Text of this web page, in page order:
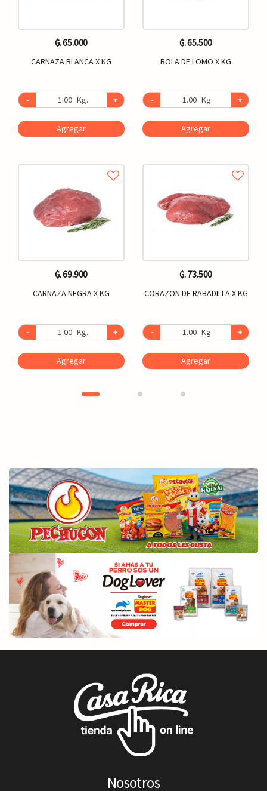
₲. 65.000
CARNAZA BLANCA X KG
- Kg. +
Agregar
₲. 69.900
CARNAZA NEGRA X KG
- Kg. +
Agregar
₲. 65.500
BOLA DE LOMO X KG
- Kg. +
Agregar
₲. 73.500
CORAZON DE RABADILLA X KG
- Kg. +
Agregar
Nosotros